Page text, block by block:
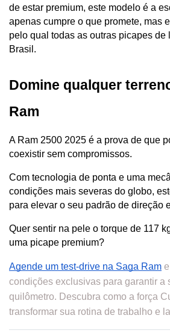
de estar premium, este modelo é a
apenas cumpre o que promete, mas
pelo qual todas as outras picapes de
Brasil.
Domine qualquer
Ram
A Ram 2500 2025 é a prova de que
coexistir sem compromissos.
Com tecnologia de ponta e uma
condições mais severas do globo,
para elevar o seu padrão de direção
Quer sentir na pele o torque de 117
uma picape premium?
Agende um test-drive na Saga Ram
condições exclusivas para garantir a
quilômetro. Descubra como a força
transformar sua rotina de trabalho e